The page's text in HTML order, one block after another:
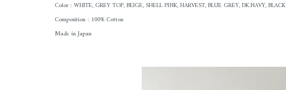
Color : WHITE, GREY TOP, BEIGE, SHELL PINK, HARVEST, BLUE GREY, DK.NAVY, BLACK
Composition : 100% Cotton
Made in Japan